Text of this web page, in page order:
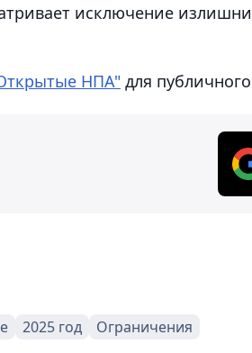
исключение
НПА" для
2025 год Ограничения